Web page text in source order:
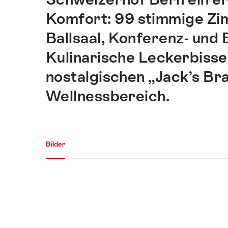
Komfort: 99 stimmige
Ballsaal, Konferenz-
Kulinarische
nostalgischen „Jack’s
Wellnessbereich.
Bilder